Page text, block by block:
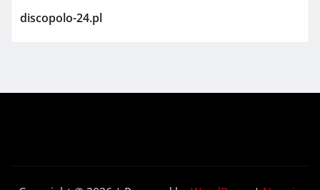
discopolo-24.pl